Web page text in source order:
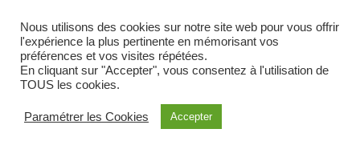
Heading 1
Heading 2
Heading 3
Nous utilisons des cookies sur notre site web pour vous offrir
l'expérience la plus pertinente en mémorisant vos
préférences et vos visites répétées.
En cliquant sur "Accepter", vous consentez à l'utilisation de
TOUS les cookies.
Paramétrer les Cookies Accepter